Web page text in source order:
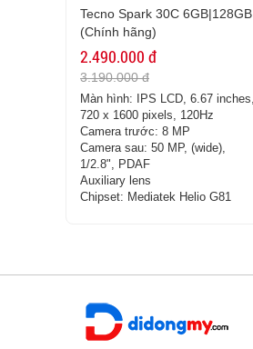
Tecno Spark 30C 6GB|128GB
(Chính hãng)
2.490.000 đ
3.190.000 đ
Màn hình: IPS LCD, 6.67 inches,
720 x 1600 pixels, 120Hz
Camera trước: 8 MP
Camera sau: 50 MP, (wide),
1/2.8", PDAF
Auxiliary lens
Chipset: Mediatek Helio G81